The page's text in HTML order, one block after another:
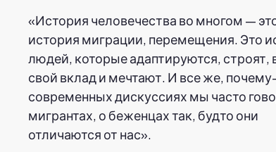
«История человечества во многом —
история миграции, перемещения. Это
людей, которые адаптируются, строят,
свой вклад и мечтают. И все же,
современных дискуссиях мы часто
мигрантах, о беженцах так, будто они
отличаются от нас».